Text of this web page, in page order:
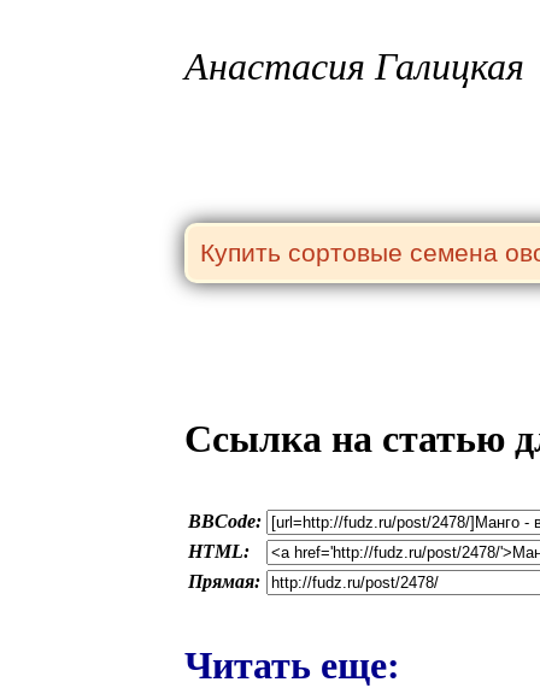
Анастасия Галицкая
Ссылка на статью
BBCode:
HTML:
Прямая:
Читать еще: